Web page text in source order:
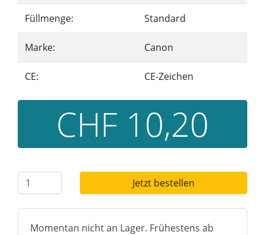
Füllmenge: Standard
Marke: Canon
CE: CE-Zeichen
CHF 10,20
Jetzt bestellen
Momentan nicht an Lager. Frühestens ab